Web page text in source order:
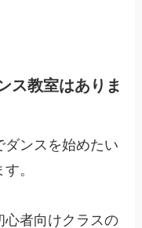
ス教室はありま
ダンスを始めたい
。
心者向けクラスの